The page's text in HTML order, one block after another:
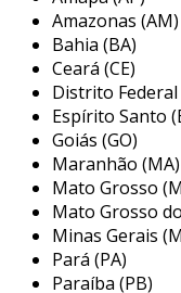
axiais e radiais entre
fundamental para
componentes
eficiência do
em materiais como
esses
de características
situações que
principais
acoplamento
Amazonas (AM)
Bahia (BA)
Ceará (CE)
Distrito Federal
Espírito Santo
Goiás (GO)
Maranhão (MA)
Mato Grosso
Mato Grosso
Minas Gerais
Pará (PA)
Paraíba (PB)